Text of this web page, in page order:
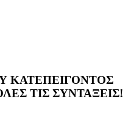
ΚΑΤΕΠΕΙΓΟΝΤΟΣ
ΤΙΣ ΣΥΝΤΑΞΕΙΣ!